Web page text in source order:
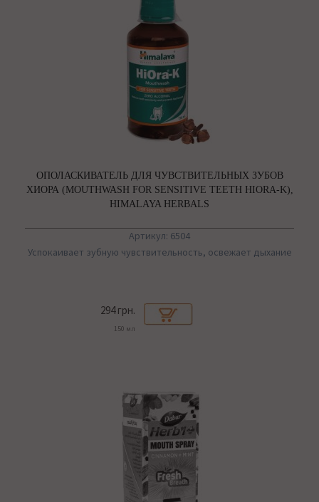
ОПОЛАСКИВАТЕЛЬ ДЛЯ ЧУВСТВИТЕЛЬНЫХ ЗУБОВ
ХИОРА (MOUTHWASH FOR SENSITIVE TEETH HIORA-K),
HIMALAYA HERBALS
Артикул: 6504
Успокаивает зубную чувствительность, освежает дыхание
294 грн.
150 мл